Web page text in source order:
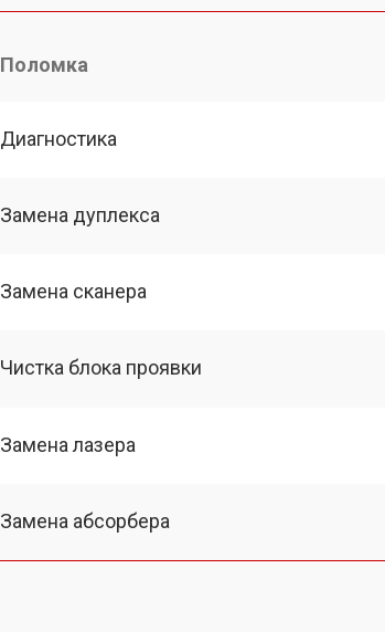
Поломка
Диагностика
Замена дуплекса
Замена сканера
Чистка блока проявки
Замена лазера
Замена абсорбера